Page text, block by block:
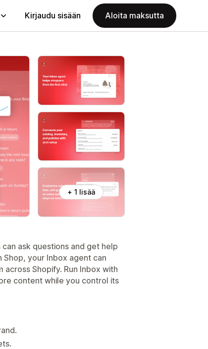
Kirjaudu sisään Aloita maksutta
+ 1 lisää
ask questions and get help
your Inbox agent can
Shopify. Run Inbox with
content while you control its